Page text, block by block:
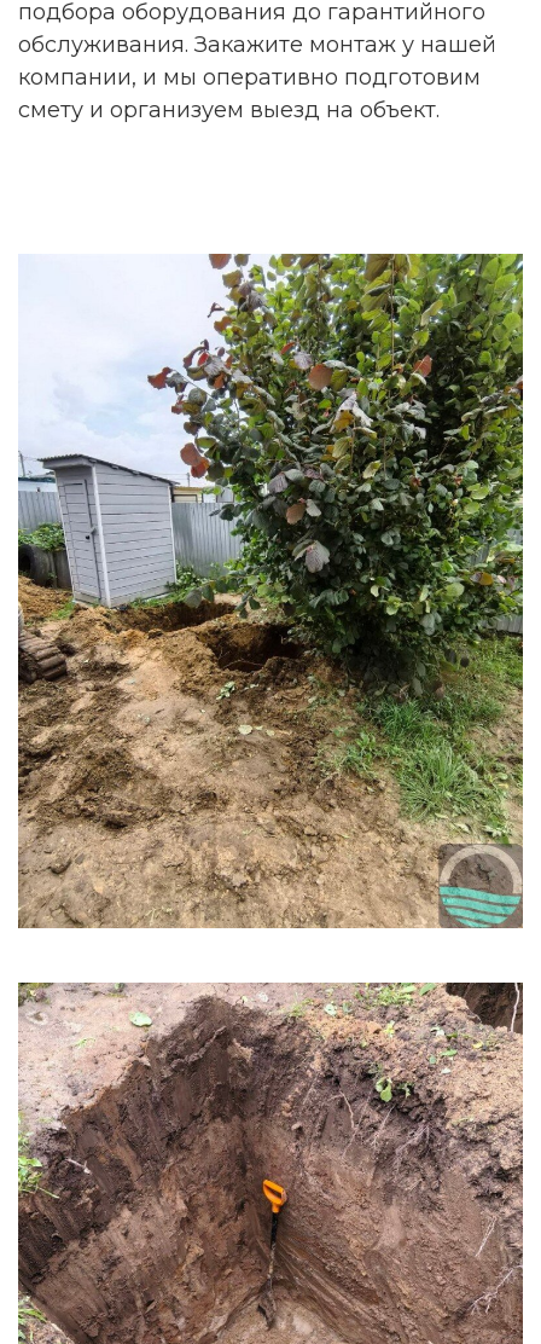
подбора оборудования до гарантийного
обслуживания. Закажите монтаж у нашей
компании, и мы оперативно подготовим
смету и организуем выезд на объект.